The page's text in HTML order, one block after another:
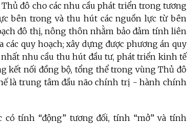
đô cho các nhu cầu phát triển trong tương
bên trong và thu hút các nguồn lực từ bên
đô thị, nông thôn nhằm bảo đảm tính liên
quy hoạch; xây dựng được phương án quy
nhu cầu thu hút đầu tư, phát triển kinh tế
kết nối đồng bộ, tổng thể trong vùng Thủ đô
là trung tâm đầu não chính trị - hành chính
tính “động” tương đối, tính “mở” và tính